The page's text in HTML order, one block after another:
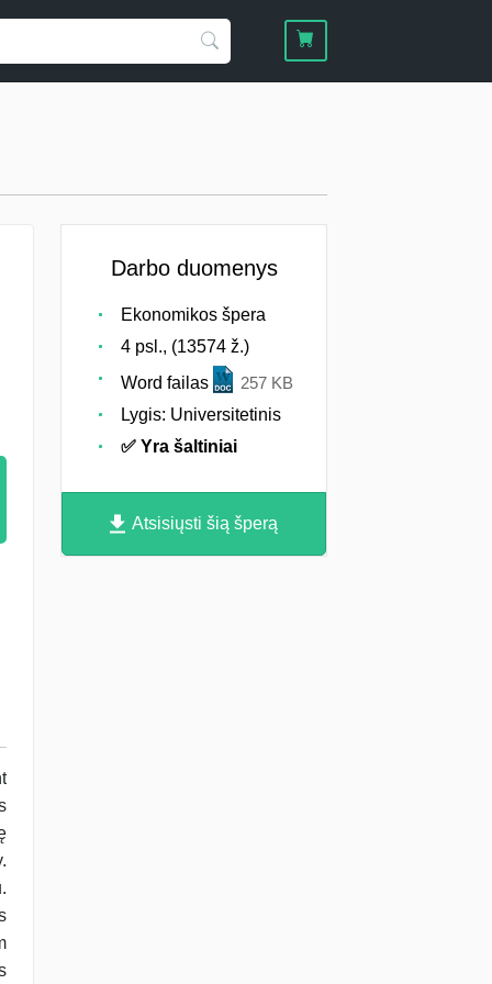
Darbo duomenys
Ekonomikos špera
4 psl., (13574 ž.)
Word failas
257 KB
Lygis: Universitetinis
✅ Yra šaltiniai
Atsisiųsti šią šperą